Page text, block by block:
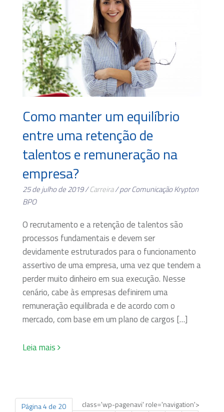
Como manter um equilíbrio
entre uma retenção de
talentos e remuneração na
empresa?
25 de julho de 2019 /Carreira/ por Comunicação Krypton
BPO
O recrutamento e a retenção de talentos são
processos fundamentais e devem ser
devidamente estruturados para o funcionamento
assertivo de uma empresa, uma vez que tendem a
perder muito dinheiro em sua execução. Nesse
cenário, cabe às empresas definirem uma
remuneração equilibrada e de acordo com o
mercado, com base em um plano de cargos […]
Leia mais
class='wp-pagenavi' role='navigation'>
Página 4 de 20